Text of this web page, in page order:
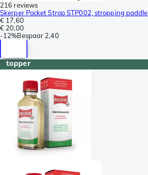
216 reviews
Skerper Pocket Strop STP002, stropping paddle
€ 17,60
€ 20,00
-12%Bespaar 2,40
topper